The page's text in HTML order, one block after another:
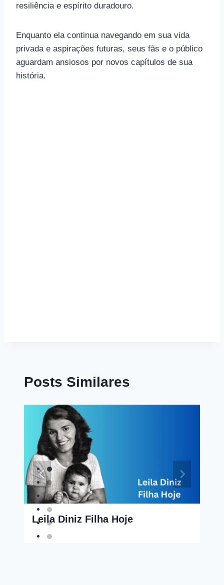
resiliência e espírito duradouro.
Enquanto ela continua navegando em sua vida
privada e aspirações futuras, seus fãs e o público
aguardam ansiosos por novos capítulos de sua
história.
Posts Similares
Leila Diniz Filha Hoje